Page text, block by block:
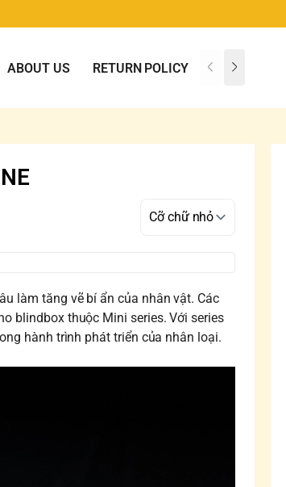
ABOUT US RETURN POLICY CONTACT US
làm tăng vẽ bí ẩn của nhân vật. Các
blindbox thuộc Mini series. Với series
hành trình phát triển của nhân loại.